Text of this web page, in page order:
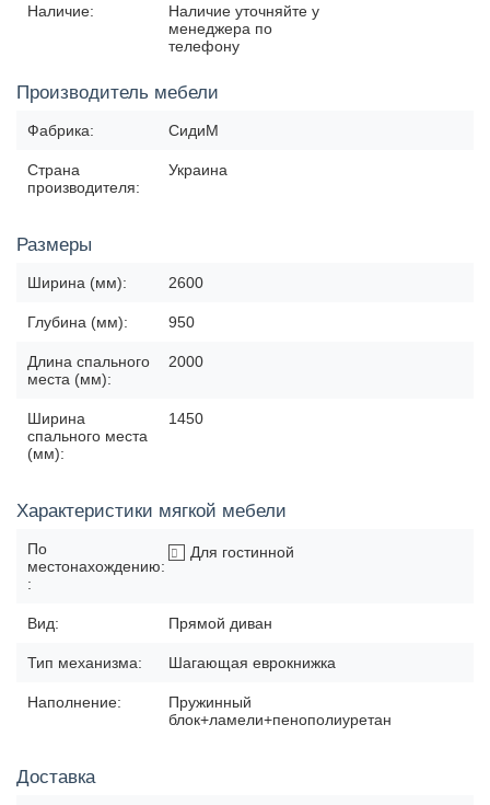
Наличие:
Наличие уточняйте у
менеджера по
телефону
Производитель мебели
Фабрика: СидиМ
Страна
производителя:
Украина
Размеры
Ширина (мм): 2600
Глубина (мм): 950
Длина спального
места (мм):
2000
Ширина
спального места
(мм):
1450
Характеристики мягкой мебели
По
местонахождению:
:
Для гостинной
Вид: Прямой диван
Тип механизма: Шагающая еврокнижка
Наполнение:
Пружинный
блок+ламели+пенополиуретан
Доставка